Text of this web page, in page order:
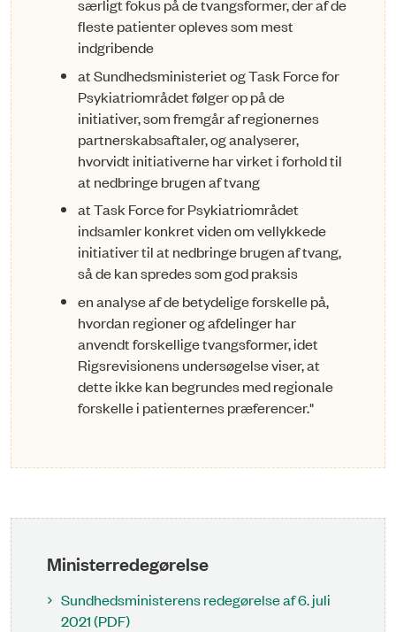
særligt fokus på de tvangsformer, der af de
fleste patienter opleves som mest
indgribende
at Sundhedsministeriet og Task Force for
Psykiatriområdet følger op på de
initiativer, som fremgår af regionernes
partnerskabsaftaler, og analyserer,
hvorvidt initiativerne har virket i forhold til
at nedbringe brugen af tvang
at Task Force for Psykiatriområdet
indsamler konkret viden om vellykkede
initiativer til at nedbringe brugen af tvang,
så de kan spredes som god praksis
en analyse af de betydelige forskelle på,
hvordan regioner og afdelinger har
anvendt forskellige tvangsformer, idet
Rigsrevision­ens undersøgelse viser, at
dette ikke kan begrundes med regionale
forskelle i patienternes præferencer."
Ministerredegørelse
Sundhedsministerens redegørelse af 6. juli
2021 (PDF)